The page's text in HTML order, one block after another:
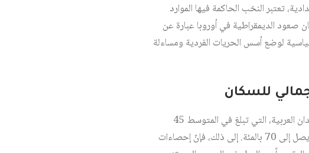
تعتبر النخب الحاكمة فيها الموارد
صعود الديمقراطية في أوروبا عبارة عن
لوضع أسس الحريات الفردية ومساءلة
تظهر إحصاءات منظمة العمل الدولية أنّ نسبة السكّان العاملين إلى العدد الإجمالي للسكان في البلدان العربية، التي تبلغ في المتوسط 45
بالمئة، تتعارض في شكل حاد مع المعدل العالمي الذي يبلغ 61.2 بالمئة، ومعدل شرق آسيا الذي يصل إلى 70 بالمئة. إلى ذلك، فإنّ إحصاءات